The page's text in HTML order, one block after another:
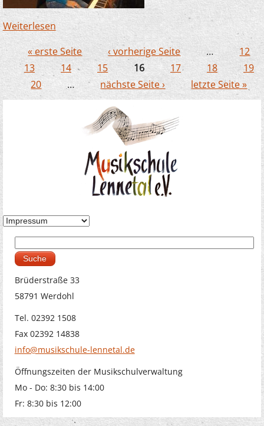
Weiterlesen über Musikschule war mit dabei : So war die
Jugendkulturnacht in Neuenrade
Seiten
« erste Seite ‹ vorherige Seite …
12
13
14 15 16 17 18
19
20
… nächste Seite › letzte Seite »
Suchformular
Brüderstraße 33
58791 Werdohl
Tel. 02392 1508
Fax 02392 14838
info@musikschule-lennetal.de
Öffnungszeiten der Musikschulverwaltung
Mo - Do: 8:30 bis 14:00
Fr: 8:30 bis 12:00